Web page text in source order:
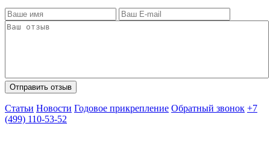
Статьи Новости Годовое прикрепление Обратный звонок +7
(499) 110-53-52